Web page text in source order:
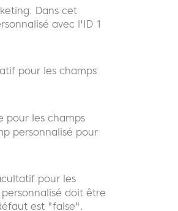
Dans cet
avec l'ID 1
pour les champs
pour les champs
personnalisé pour
pour les
doit être
est "false".